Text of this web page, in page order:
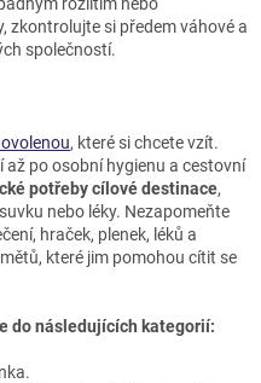
zkontrolujte si předem váhové a
společností.
, které si chcete vzít.
až po osobní hygienu a cestovní
potřeby cílové destinace,
nebo léky. Nezapomeňte
hraček, plenek, léků a
které jim pomohou cítit se
do následujících kategorií: